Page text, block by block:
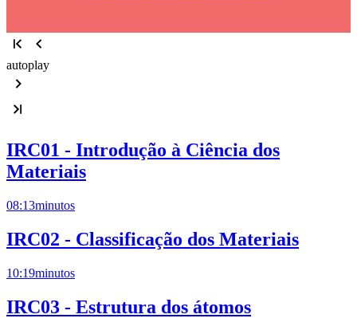
autoplay
IRC01 - Introdução à Ciência dos
Materiais
08:13minutos
IRC02 - Classificação dos Materiais
10:19minutos
IRC03 - Estrutura dos átomos